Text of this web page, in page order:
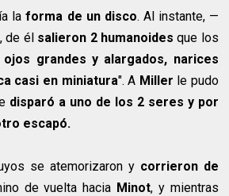
la forma de un disco. Al instante, —
de él salieron 2 humanoides que los
ojos grandes y alargados, narices
casi en miniatura". A Miller le pudo
disparó a uno de los 2 seres y por
escapó.
se atemorizaron ycorrieron de
de vuelta hacia Minot, y mientras